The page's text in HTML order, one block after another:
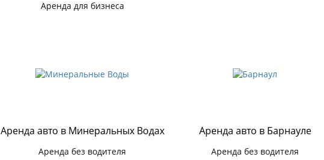
Аренда для бизнеса
Аренда авто в Минеральных Водах
Аренда без водителя
Аренда авто в Барнауле
Аренда без водителя